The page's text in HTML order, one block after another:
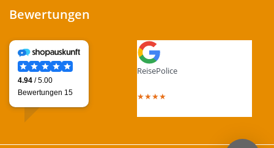
Bewertungen
ReisePolice
★★★★